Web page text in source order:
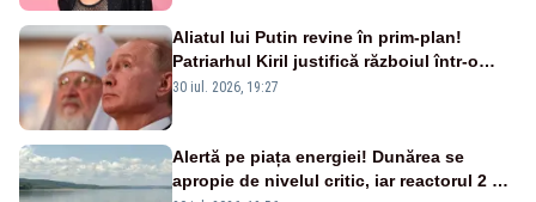
Aliatul lui Putin revine în prim-plan!
Patriarhul Kiril justifică războiul într-o
nouă carte
30 iul. 2026, 19:27
Alertă pe piața energiei! Dunărea se
apropie de nivelul critic, iar reactorul 2 de